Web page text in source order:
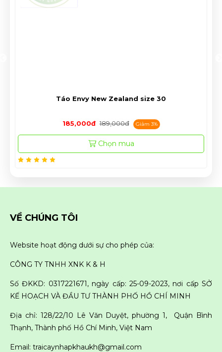
Táo Envy New Zealand size 30
185,000đ 189,000đ Giảm 3%
Chọn mua
VỀ CHÚNG TÔI
Website hoạt động dưới sự cho phép của:
CÔNG TY TNHH XNK K & H
Số ĐKKD: 0317221671, ngày cấp: 25-09-2023, nơi cấp SỞ
KẾ HOẠCH VÀ ĐẦU TƯ THÀNH PHỐ HỒ CHÍ MINH
Địa chỉ: 128/22/10 Lê Văn Duyệt, phường 1, Quận Bình
Thạnh, Thành phố Hồ Chí Minh, Việt Nam
Email: traicaynhapkhaukh@gmail.com